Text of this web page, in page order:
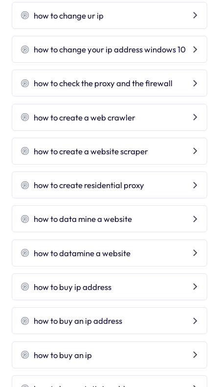
how to change ur ip
how to change your ip address windows 10
how to check the proxy and the firewall
how to create a web crawler
how to create a website scraper
how to create residential proxy
how to data mine a website
how to datamine a website
how to buy ip address
how to buy an ip address
how to buy an ip